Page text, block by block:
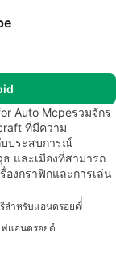
Auto Mcpeรวมจักร
ที่มีความ
บประสบการณ์
และเมืองที่สามารถ
องกราฟิกและการเล่น
สำหรับแอนดรอยด์
ฟแอนดรอยด์